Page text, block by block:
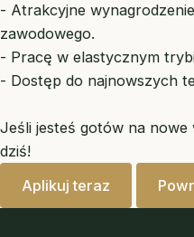
- Atrakcyjne
zawodowego.
- Pracę w elastycznym
- Dostęp do najnowszych
Jeśli jesteś gotów na nowe
dziś!
Aplikuj teraz